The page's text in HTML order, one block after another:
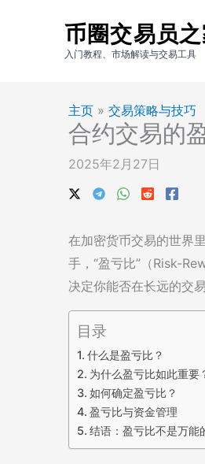
币圈交易员
入门教程、市场解读与交易工具
主页 » 交易策略与技巧
合约交易的
2025年2月27日
在加密货币交易的世界
手，“盈亏比”（Risk-
决定你能否在长远的交
目录
什么是盈亏比？
为什么盈亏比如此重要
如何确定盈亏比？
盈亏比与资金管理
结语：盈亏比不是万能